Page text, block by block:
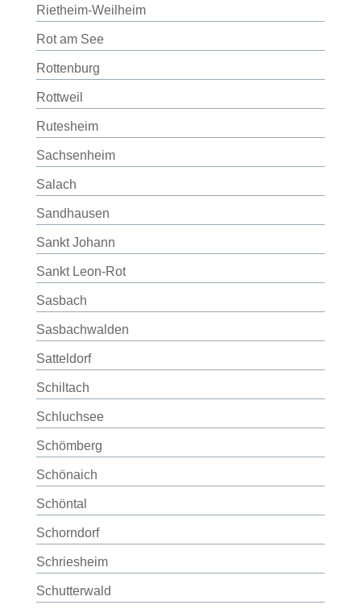
Rietheim-Weilheim
Rot am See
Rottenburg
Rottweil
Rutesheim
Sachsenheim
Salach
Sandhausen
Sankt Johann
Sankt Leon-Rot
Sasbach
Sasbachwalden
Satteldorf
Schiltach
Schluchsee
Schömberg
Schönaich
Schöntal
Schorndorf
Schriesheim
Schutterwald